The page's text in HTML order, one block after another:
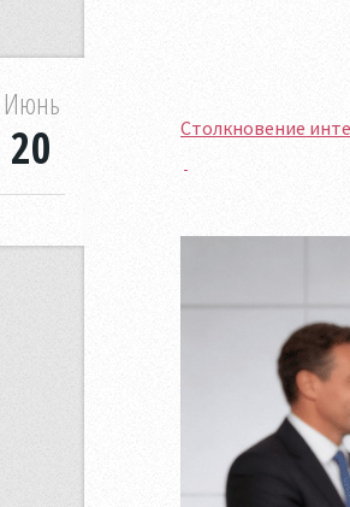
Столкновение
Июнь
20